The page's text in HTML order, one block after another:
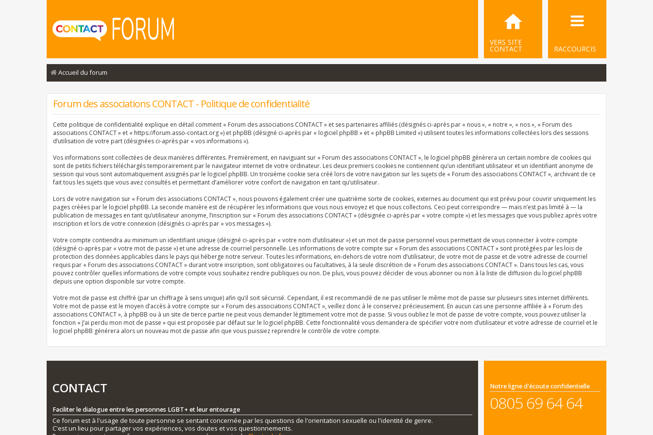
RACCOURCIS
VERS SITE
CONTACT
Accueil du forum
Forum des associations CONTACT - Politique de confidentialité
Cette politique de confidentialité explique en détail comment « Forum des associations CONTACT » et ses partenaires affiliés (désignés ci-après par « nous », « notre », « nos », « Forum des
associations CONTACT » et « https://forum.asso-contact.org ») et phpBB (désigné ci-après par « logiciel phpBB » et « phpBB Limited ») utilisent toutes les informations collectées lors des sessions
d’utilisation de votre part (désignées ci-après par « vos informations »).
Vos informations sont collectées de deux manières différentes. Premièrement, en naviguant sur « Forum des associations CONTACT », le logiciel phpBB génèrera un certain nombre de cookies qui
sont de petits fichiers téléchargés temporairement par le navigateur internet de votre ordinateur. Les deux premiers cookies ne contiennent qu’un identifiant utilisateur et un identifiant anonyme de
session qui vous sont automatiquement assignés par le logiciel phpBB. Un troisième cookie sera créé lors de votre navigation sur les sujets de « Forum des associations CONTACT », archivant de ce
fait tous les sujets que vous avez consultés et permettant d’améliorer votre confort de navigation en tant qu’utilisateur.
Lors de votre navigation sur « Forum des associations CONTACT », nous pouvons également créer une quatrième sorte de cookies, externes au document qui est prévu pour couvrir uniquement les
pages créées par le logiciel phpBB. La seconde manière est de récupérer les informations que vous nous envoyez et que nous collectons. Ceci peut correspondre — mais n’est pas limité à — la
publication de messages en tant qu’utilisateur anonyme, l’inscription sur « Forum des associations CONTACT » (désignée ci-après par « votre compte ») et les messages que vous publiez après votre
inscription et lors de votre connexion (désignés ci-après par « vos messages »).
Votre compte contiendra au minimum un identifiant unique (désigné ci-après par « votre nom d’utilisateur ») et un mot de passe personnel vous permettant de vous connecter à votre compte
(désigné ci-après par « votre mot de passe ») et une adresse de courriel personnelle. Les informations de votre compte sur « Forum des associations CONTACT » sont protégées par les lois de
protection des données applicables dans le pays qui héberge notre serveur. Toutes les informations, en-dehors de votre nom d’utilisateur, de votre mot de passe et de votre adresse de courriel
requis par « Forum des associations CONTACT » durant votre inscription, sont obligatoires ou facultatives, à la seule discrétion de « Forum des associations CONTACT ». Dans tous les cas, vous
pouvez contrôler quelles informations de votre compte vous souhaitez rendre publiques ou non. De plus, vous pouvez décider de vous abonner ou non à la liste de diffusion du logiciel phpBB
depuis une option disponible sur votre compte.
Votre mot de passe est chiffré (par un chiffrage à sens unique) afin qu’il soit sécurisé. Cependant, il est recommandé de ne pas utiliser le même mot de passe sur plusieurs sites internet différents.
Votre mot de passe est le moyen d’accès à votre compte sur « Forum des associations CONTACT », veillez donc à le conservez précieusement. En aucun cas une personne affiliée à « Forum des
associations CONTACT », à phpBB ou à un site de tierce partie ne peut vous demander légitimement votre mot de passe. Si vous oubliez le mot de passe de votre compte, vous pouvez utiliser la
fonction « J’ai perdu mon mot de passe » qui est proposée par défaut sur le logiciel phpBB. Cette fonctionnalité vous demandera de spécifier votre nom d’utilisateur et votre adresse de courriel et le
logiciel phpBB générera alors un nouveau mot de passe afin que vous puissiez reprendre le contrôle de votre compte.
CONTACT
Faciliter le dialogue entre les personnes LGBT+ et leur entourage
Ce forum est à l'usage de toute personne se sentant concernée par les questions de l'orientation sexuelle ou l'identité de genre.
C'est un lieu pour partager vos expériences, vos doutes et vos questionnements.
Notre ligne d'écoute confidentielle
0805 69 64 64